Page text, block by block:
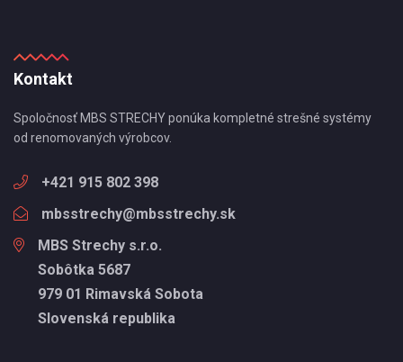
Kontakt
Spoločnosť MBS STRECHY ponúka kompletné strešné systémy
od renomovaných výrobcov.
+421 915 802 398
mbsstrechy@mbsstrechy.sk
MBS Strechy s.r.o.
Sobôtka 5687
979 01 Rimavská Sobota
Slovenská republika